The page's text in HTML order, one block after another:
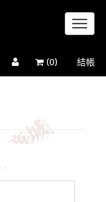
(0) 結帳